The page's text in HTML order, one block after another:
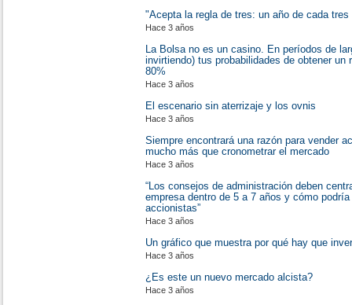
"Acepta la regla de tres: un año de cada
Hace 3 años
La Bolsa no es un casino. En períodos de
invirtiendo) tus probabilidades de obtener
80%
Hace 3 años
El escenario sin aterrizaje y los ovnis
Hace 3 años
Siempre encontrará una razón para vender
mucho más que cronometrar el mercado
Hace 3 años
“Los consejos de administración deben
empresa dentro de 5 a 7 años y cómo
accionistas”
Hace 3 años
Un gráfico que muestra por qué hay que
Hace 3 años
¿Es este un nuevo mercado alcista?
Hace 3 años